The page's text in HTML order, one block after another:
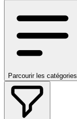
Parcourir les catégories